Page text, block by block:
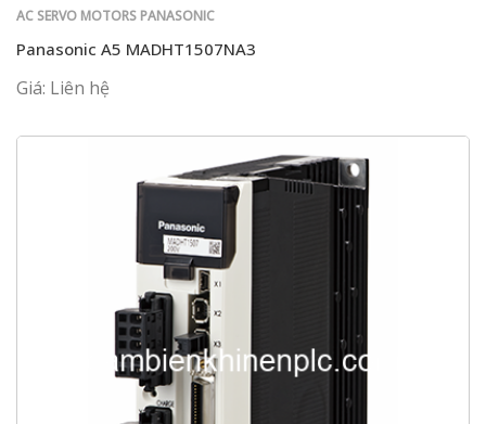
AC SERVO MOTORS PANASONIC
Panasonic A5 MADHT1507NA3
Giá: Liên hệ